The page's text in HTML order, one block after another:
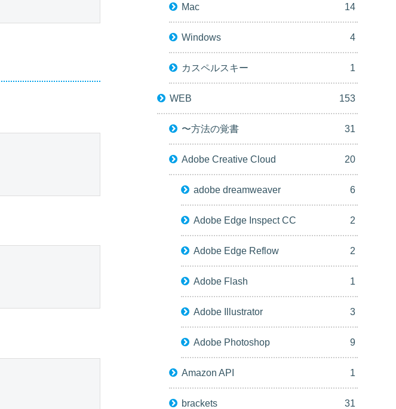
Mac 14
Windows 4
カスペルスキー 1
WEB 153
〜方法の覚書 31
Adobe Creative Cloud 20
adobe dreamweaver 6
Adobe Edge Inspect CC 2
Adobe Edge Reflow 2
Adobe Flash 1
Adobe Illustrator 3
Adobe Photoshop 9
Amazon API 1
brackets 31